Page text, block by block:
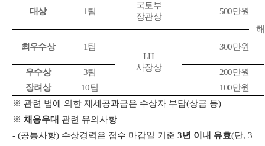
대상 1팀
국토부
장관상
500만원
최우수상
1팀
LH
사장상
300만원
우수상 3팀 200만원
장려상
10팀 100만원
※ 관련 법에 의한 제세공과금은 수상자 부담(상금 등)
※ 채용우대 관련 유의사항
- (공통사항) 수상경력은 접수 마감일 기준 3년 이내 유효(단, 3